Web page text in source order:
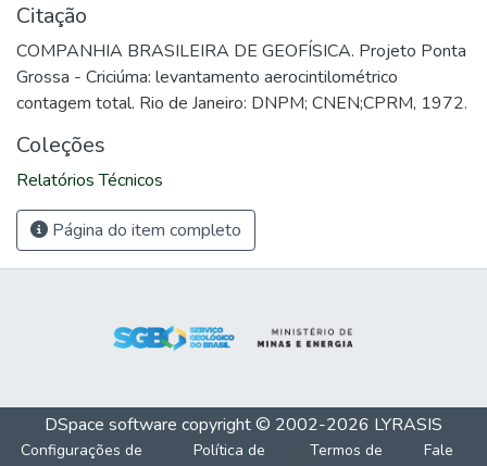
Citação
COMPANHIA BRASILEIRA DE GEOFÍSICA. Projeto Ponta
Grossa - Criciúma: levantamento aerocintilométrico
contagem total. Rio de Janeiro: DNPM; CNEN;CPRM, 1972.
Coleções
Relatórios Técnicos
Página do item completo
DSpace software copyright © 2002-2026 LYRASIS
Configurações de
Política de
Termos de
Fale